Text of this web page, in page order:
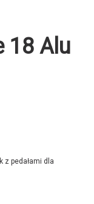
18 Alu
z pedałami dla